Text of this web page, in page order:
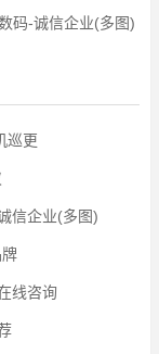
码-诚信企业(多图)
巡更
信企业(多图)
线咨询